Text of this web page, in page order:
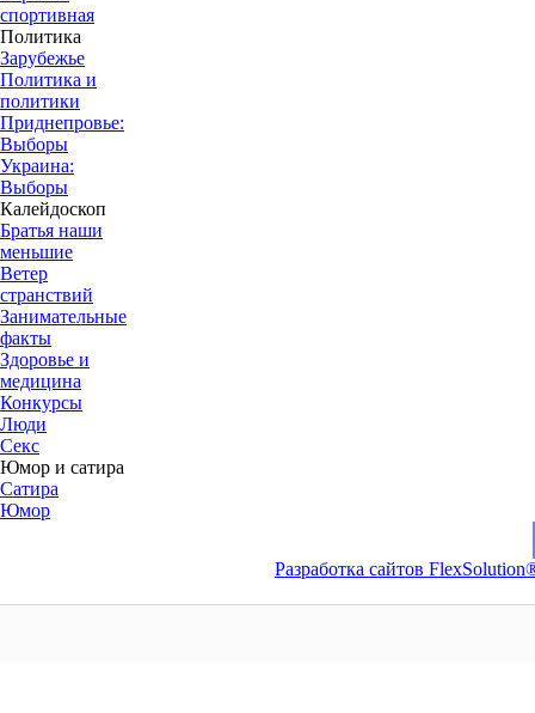
спортивная
Политика
Зарубежье
Политика и
политики
Приднепровье:
Выборы
Украина:
Выборы
Калейдоскоп
Братья наши
меньшие
Ветер
странствий
Занимательные
факты
Здоровье и
медицина
Конкурсы
Люди
Секс
Юмор и сатира
Сатира
Юмор
Разработка сайтов